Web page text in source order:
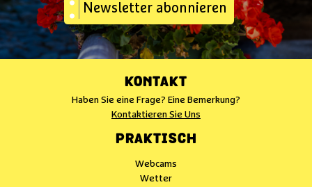
Newsletter abonnieren
KONTAKT
Haben Sie eine Frage? Eine Bemerkung?
Kontaktieren Sie Uns
PRAKTISCH
Webcams
Wetter